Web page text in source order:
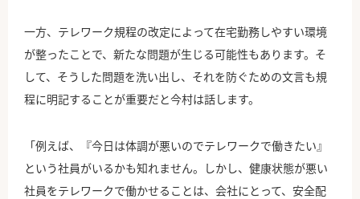
一方、テレワーク規程の改定によって在宅勤務しやすい環境
が整ったことで、新たな問題が生じる可能性もあります。そ
して、そうした問題を洗い出し、それを防ぐための文言も規
程に明記することが重要だと今村は話します。
「例えば、『今日は体調が悪いのでテレワークで働きたい』
という社員がいるかも知れません。しかし、健康状態が悪い
社員をテレワークで働かせることは、会社にとって、安全配